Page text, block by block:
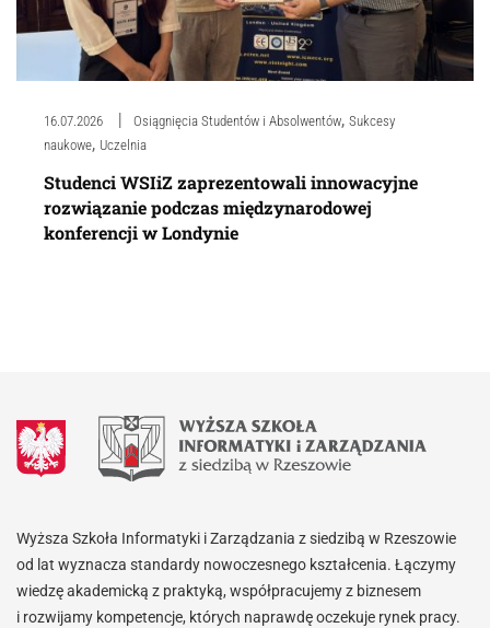
16.07.2026 Osiągnięcia Studentów i Absolwentów, Sukcesy
naukowe, Uczelnia
Studenci WSIiZ zaprezentowali innowacyjne
rozwiązanie podczas międzynarodowej
konferencji w Londynie
Wyższa Szkoła Informatyki i Zarządzania z siedzibą w Rzeszowie
od lat wyznacza standardy nowoczesnego kształcenia. Łączymy
wiedzę akademicką z praktyką, współpracujemy z biznesem
i rozwijamy kompetencje, których naprawdę oczekuje rynek pracy.